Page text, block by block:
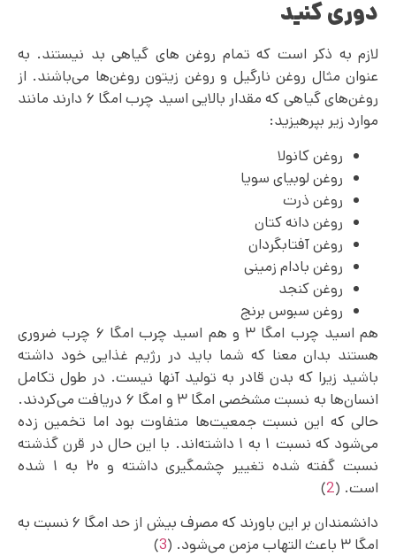
دوری کنید
لازم به ذکر است که تمام روغن های گیاهی بد نیستند. به
عنوان مثال روغن نارگیل و روغن زیتون روغن‌ها می‌باشند. از
روغن‌های گیاهی که مقدار بالایی اسید چرب امگا ۶ دارند مانند
موارد زیر بپرهیزید:
روغن کانولا
روغن لوبیای سویا
روغن ذرت
روغن دانه کتان
روغن آفتابگردان
روغن بادام زمینی
روغن کنجد
روغن سبوس برنج
هم اسید چرب امگا ۳ و هم اسید چرب امگا ۶ چرب ضروری
هستند بدان معنا که شما باید در رژیم غذایی خود داشته
باشید زیرا که بدن قادر به تولید آنها نیست. در طول تکامل
انسان‌ها به نسبت مشخصی امگا ۳ و امگا ۶ دریافت می‌‌کردند.
حالی که این نسبت جمعیت‌ها متفاوت بود اما تخمین زده
می‌شود که نسبت ۱ به ۱ داشته‌اند. با این حال در قرن گذشته
نسبت گفته شده تغییر چشمگیری داشته و ۲۰ به ۱ شده
است. (2
)
دانشمندان بر این باورند که مصرف بیش از حد امگا ۶ نسبت به
امگا ۳ باعث التهاب مزمن می‌شود. (
3
)